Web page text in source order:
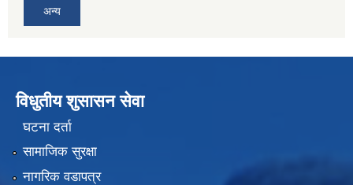
अन्य
विधुतीय शुसासन सेवा
घटना दर्ता
सामाजिक सुरक्षा
नागरिक वडापत्र